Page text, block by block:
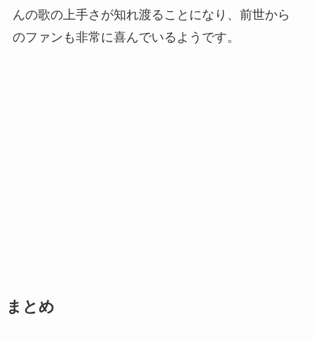
んの歌の上手さが知れ渡ることになり、前世から
のファンも非常に喜んでいるようです。
まとめ